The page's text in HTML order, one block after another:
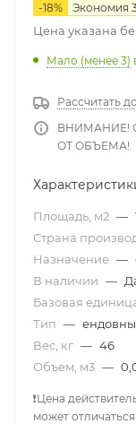
-18% Экономия
Цена указана
Мало (менее 3)
Рассчитать
ВНИМАНИЕ!
ОТ ОБЪЕМА!
Площадь, м2 —
Страна
Назначение —
В наличии —
Базовая
Тип —
Вес, кг — 46
Объем, м3 —
❗Цена
может